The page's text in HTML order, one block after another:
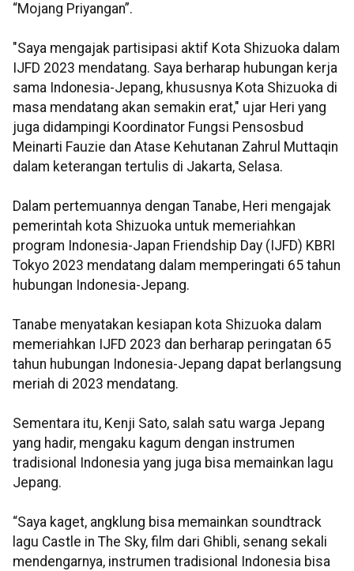
“Mojang Priyangan”.
"Saya mengajak partisipasi aktif Kota Shizuoka dalam
IJFD 2023 mendatang. Saya berharap hubungan kerja
sama Indonesia-Jepang, khususnya Kota Shizuoka di
masa mendatang akan semakin erat," ujar Heri yang
juga didampingi Koordinator Fungsi Pensosbud
Meinarti Fauzie dan Atase Kehutanan Zahrul Muttaqin
dalam keterangan tertulis di Jakarta, Selasa.
Dalam pertemuannya dengan Tanabe, Heri mengajak
pemerintah kota Shizuoka untuk memeriahkan
program Indonesia-Japan Friendship Day (IJFD) KBRI
Tokyo 2023 mendatang dalam memperingati 65 tahun
hubungan Indonesia-Jepang.
Tanabe menyatakan kesiapan kota Shizuoka dalam
memeriahkan IJFD 2023 dan berharap peringatan 65
tahun hubungan Indonesia-Jepang dapat berlangsung
meriah di 2023 mendatang.
Sementara itu, Kenji Sato, salah satu warga Jepang
yang hadir, mengaku kagum dengan instrumen
tradisional Indonesia yang juga bisa memainkan lagu
Jepang.
“Saya kaget, angklung bisa memainkan soundtrack
lagu Castle in The Sky, film dari Ghibli, senang sekali
mendengarnya, instrumen tradisional Indonesia bisa